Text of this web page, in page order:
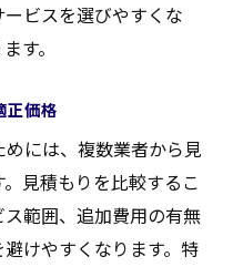
ビスを選びやすくな
す。
正価格
には、複数業者から見
見積もりを比較するこ
範囲、追加費用の有無
けやすくなります。特